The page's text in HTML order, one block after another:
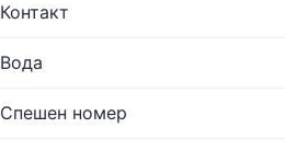
Контакт
Вода
Спешен номер